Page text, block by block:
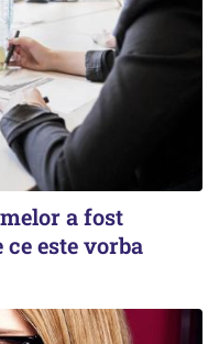
a fost
este vorba